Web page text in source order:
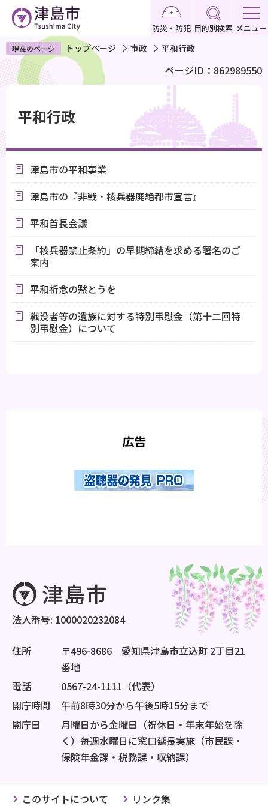
ペ
ー
ジ
で
す
防災・防犯 目的別検索 メニュー
現在のページ トップページ 市政 平和行政
ページID：862989550
平和行政
津島市の平和事業
津島市の『非戦・核兵器廃絶都市宣言』
平和首長会議
「核兵器禁止条約」の早期締結を求める署名のご
案内
平和祈念の黙とうを
戦没者等の遺族に対する特別弔慰金（第十二回特
別弔慰金）について
広告
法人番号: 1000020232084
住所
〒496-8686 愛知県津島市立込町 2丁目21
番地
電話
0567-24-1111（代表）
開庁時間
午前8時30分から午後5時15分まで
開庁日
月曜日から金曜日（祝休日・年末年始を除
く）毎週水曜日に窓口延長実施（市民課・
保険年金課・税務課・収納課）
このサイトについて リンク集